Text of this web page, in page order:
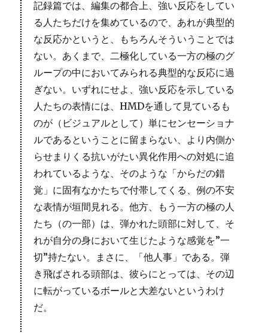
記録篇では、編集の都合上、強い反応をしてい
る人たちだけを集めているので、あれが典型的
な反応かというと、もちろんそういうことでは
ない。あくまで、二極化している一方の極のグ
ループの中においてみられる典型的な反応に過
ぎない。いずれにせよ、強い反応を示している
人たちの表情には、HMDを通して見ているも
のが（ビジュアルとして）単にセンセーショナ
ルであるということに留まらない、より内側か
らせまりくる抗いがたい異化作用への対処に追
われているような、そのような「からだの錯
覚」に固有なかたちで付帯してくる、例の不安
な表情が垣間見れる。他方、もう一方の極の人
たち（の一部）は、弾かれた頭部に対して、そ
れが自分の身において生じたような感覚を”一
切”持たない。まさに、「他人事」である。弾
き飛ばされる頭部は、彼らにとっては、その辺
に転がっているボールと大差ないというわけ
だ。